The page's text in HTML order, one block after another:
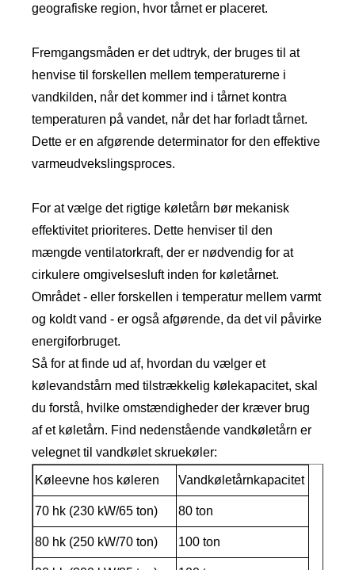
geografiske region, hvor tårnet er placeret.
Fremgangsmåden er det udtryk, der bruges til at
henvise til forskellen mellem temperaturerne i
vandkilden, når det kommer ind i tårnet kontra
temperaturen på vandet, når det har forladt tårnet.
Dette er en afgørende determinator for den effektive
varmeudvekslingsproces.
For at vælge det rigtige køletårn bør mekanisk
effektivitet prioriteres. Dette henviser til den
mængde ventilatorkraft, der er nødvendig for at
cirkulere omgivelsesluft inden for køletårnet.
Området - eller forskellen i temperatur mellem varmt
og koldt vand - er også afgørende, da det vil påvirke
energiforbruget.
Så for at finde ud af, hvordan du vælger et
kølevandstårn med tilstrækkelig kølekapacitet, skal
du forstå, hvilke omstændigheder der kræver brug
af et køletårn. Find nedenstående vandkøletårn er
velegnet til vandkølet skruekøler:
Køleevne hos køleren Vandkøletårnkapacitet
70 hk (230 kW/65 ton) 80 ton
80 hk (250 kW/70 ton) 100 ton